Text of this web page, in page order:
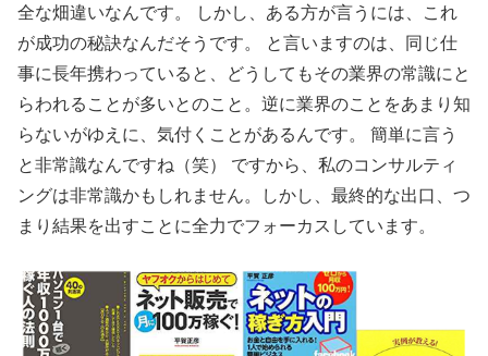
全な畑違いなんです。 しかし、ある方が言うには、これ
が成功の秘訣なんだそうです。 と言いますのは、同じ仕
事に長年携わっていると、どうしてもその業界の常識にと
らわれることが多いとのこと。逆に業界のことをあまり知
らないがゆえに、気付くことがあるんです。 簡単に言う
と非常識なんですね（笑） ですから、私のコンサルティ
ングは非常識かもしれません。しかし、最終的な出口、つ
まり結果を出すことに全力でフォーカスしています。